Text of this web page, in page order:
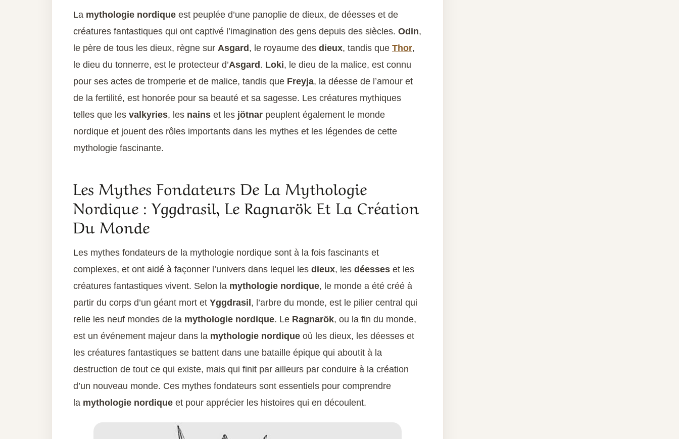
La mythologie nordique est peuplée d’une panoplie de dieux, de déesses et de
créatures fantastiques qui ont captivé l’imagination des gens depuis des siècles. Odin,
le père de tous les dieux, règne sur Asgard, le royaume des dieux, tandis que Thor,
le dieu du tonnerre, est le protecteur d’Asgard. Loki, le dieu de la malice, est connu
pour ses actes de tromperie et de malice, tandis que Freyja, la déesse de l’amour et
de la fertilité, est honorée pour sa beauté et sa sagesse. Les créatures mythiques
telles que les valkyries, les nains et les jötnar peuplent également le monde
nordique et jouent des rôles importants dans les mythes et les légendes de cette
mythologie fascinante.
Les Mythes Fondateurs De La Mythologie
Nordique : Yggdrasil, Le Ragnarök Et La Création
Du Monde
Les mythes fondateurs de la mythologie nordique sont à la fois fascinants et
complexes, et ont aidé à façonner l’univers dans lequel les dieux, les déesses et les
créatures fantastiques vivent. Selon la mythologie nordique, le monde a été créé à
partir du corps d’un géant mort et Yggdrasil, l’arbre du monde, est le pilier central qui
relie les neuf mondes de la mythologie nordique. Le Ragnarök, ou la fin du monde,
est un événement majeur dans la mythologie nordique où les dieux, les déesses et
les créatures fantastiques se battent dans une bataille épique qui aboutit à la
destruction de tout ce qui existe, mais qui finit par ailleurs par conduire à la création
d’un nouveau monde. Ces mythes fondateurs sont essentiels pour comprendre
la mythologie nordique et pour apprécier les histoires qui en découlent.